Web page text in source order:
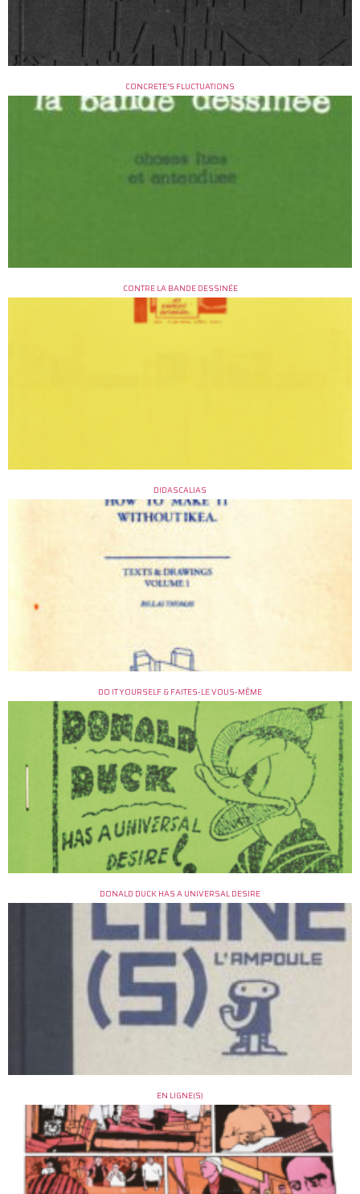
CONCRETE’S FLUCTUATIONS
CONTRE LA BANDE DESSINÉE
DIDASCALIAS
DO IT YOURSELF & FAITES-LE VOUS-MÊME
DONALD DUCK HAS A UNIVERSAL DESIRE
EN LIGNE(S)